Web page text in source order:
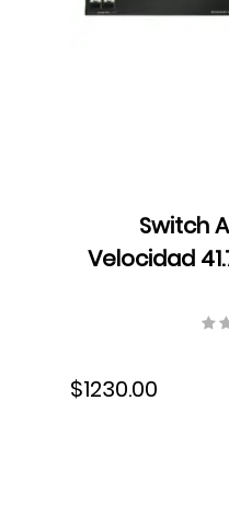
Switch
Velocidad
1016 MHz, 1
$1230.00